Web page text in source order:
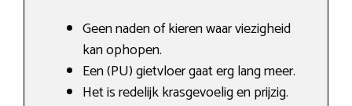
Geen naden of kieren waar viezigheid
kan ophopen.
Een (PU) gietvloer gaat erg lang meer.
Het is redelijk krasgevoelig en prijzig.